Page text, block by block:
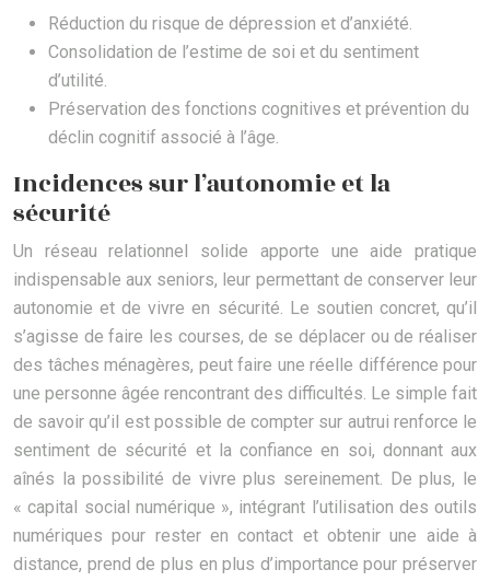
Réduction du risque de dépression et d’anxiété.
Consolidation de l’estime de soi et du sentiment
d’utilité.
Préservation des fonctions cognitives et prévention du
déclin cognitif associé à l’âge.
Incidences sur l’autonomie et la
sécurité
Un réseau relationnel solide apporte une aide pratique
indispensable aux seniors, leur permettant de conserver leur
autonomie et de vivre en sécurité. Le soutien concret, qu’il
s’agisse de faire les courses, de se déplacer ou de réaliser
des tâches ménagères, peut faire une réelle différence pour
une personne âgée rencontrant des difficultés. Le simple fait
de savoir qu’il est possible de compter sur autrui renforce le
sentiment de sécurité et la confiance en soi, donnant aux
aînés la possibilité de vivre plus sereinement. De plus, le
« capital social numérique », intégrant l’utilisation des outils
numériques pour rester en contact et obtenir une aide à
distance, prend de plus en plus d’importance pour préserver